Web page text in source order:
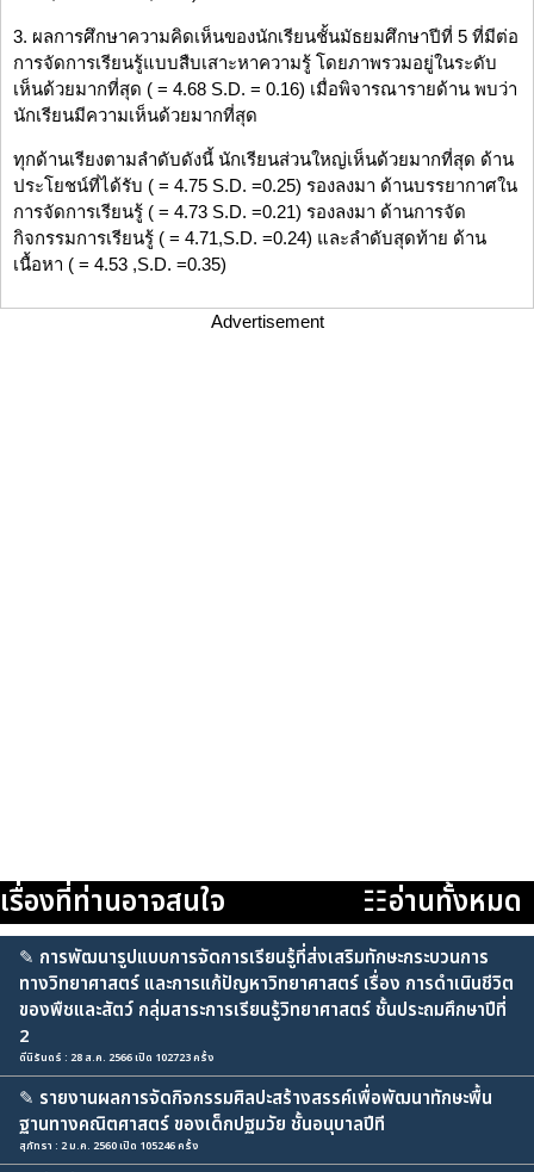
3. ผลการศึกษาความคิดเห็นของนักเรียนชั้นมัธยมศึกษาปีที่ 5 ที่มีต่อ
การจัดการเรียนรู้แบบสืบเสาะหาความรู้ โดยภาพรวมอยู่ในระดับ
เห็นด้วยมากที่สุด ( = 4.68 S.D. = 0.16) เมื่อพิจารณารายด้าน พบว่า
นักเรียนมีความเห็นด้วยมากที่สุด
ทุกด้านเรียงตามลำดับดังนี้ นักเรียนส่วนใหญ่เห็นด้วยมากที่สุด ด้าน
ประโยชน์ที่ได้รับ ( = 4.75 S.D. =0.25) รองลงมา ด้านบรรยากาศใน
การจัดการเรียนรู้ ( = 4.73 S.D. =0.21) รองลงมา ด้านการจัด
กิจกรรมการเรียนรู้ ( = 4.71,S.D. =0.24) และลำดับสุดท้าย ด้าน
เนื้อหา ( = 4.53 ,S.D. =0.35)
Advertisement
เรื่องที่ท่านอาจสนใจ ☷อ่านทั้งหมด
✎ การพัฒนารูปแบบการจัดการเรียนรู้ที่ส่งเสริมทักษะกระบวนการ
ทางวิทยาศาสตร์ และการแก้ปัญหาวิทยาศาสตร์ เรื่อง การดำเนินชีวิต
ของพืชและสัตว์ กลุ่มสาระการเรียนรู้วิทยาศาสตร์ ชั้นประถมศึกษาปีที่
2
ดีนิรันดร์ : 28 ส.ค. 2566 เปิด 102723 ครั้ง
✎ รายงานผลการจัดกิจกรรมศิลปะสร้างสรรค์เพื่อพัฒนาทักษะพื้น
ฐานทางคณิตศาสตร์ ของเด็กปฐมวัย ชั้นอนุบาลปีที
สุภัทรา : 2 ม.ค. 2560 เปิด 105246 ครั้ง